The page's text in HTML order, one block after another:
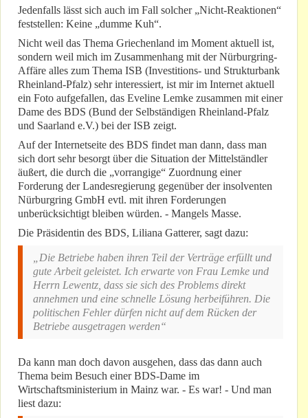
Jedenfalls lässt sich auch im Fall solcher „Nicht-Reaktionen“
feststellen: Keine „dumme Kuh“.
Nicht weil das Thema Griechenland im Moment aktuell ist,
sondern weil mich im Zusammenhang mit der Nürburgring-
Affäre alles zum Thema ISB (Investitions- und Strukturbank
Rheinland-Pfalz) sehr interessiert, ist mir im Internet aktuell
ein Foto aufgefallen, das Eveline Lemke zusammen mit einer
Dame des BDS (Bund der Selbständigen Rheinland-Pfalz
und Saarland e.V.) bei der ISB zeigt.
Auf der Internetseite des BDS findet man dann, dass man
sich dort sehr besorgt über die Situation der Mittelständler
äußert, die durch die „vorrangige“ Zuordnung einer
Forderung der Landesregierung gegenüber der insolventen
Nürburgring GmbH evtl. mit ihren Forderungen
unberücksichtigt bleiben würden. - Mangels Masse.
Die Präsidentin des BDS, Liliana Gatterer, sagt dazu:
„Die Betriebe haben ihren Teil der Verträge erfüllt und
gute Arbeit geleistet. Ich erwarte von Frau Lemke und
Herrn Lewentz, dass sie sich des Problems direkt
annehmen und eine schnelle Lösung herbeiführen. Die
politischen Fehler dürfen nicht auf dem Rücken der
Betriebe ausgetragen werden“
Da kann man doch davon ausgehen, dass das dann auch
Thema beim Besuch einer BDS-Dame im
Wirtschaftsministerium in Mainz war. - Es war! - Und man
liest dazu: